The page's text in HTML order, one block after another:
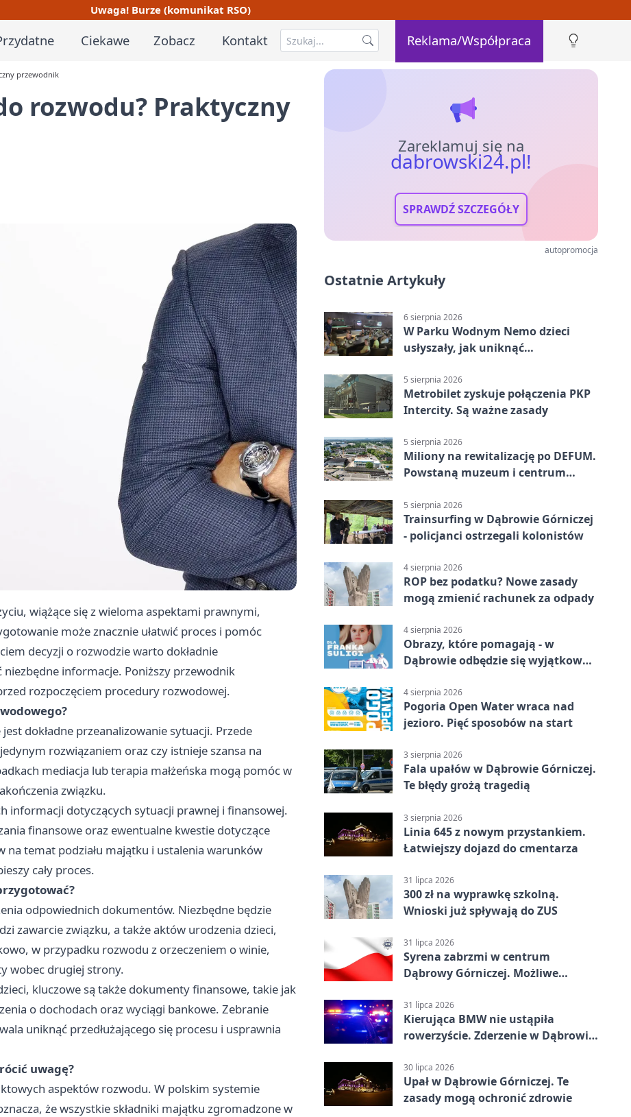
Uwaga! Burze (komunikat RSO)
Ciekawe Zobacz Kontakt Reklama/Współpraca
przewodnik
rozwodu? Praktyczny
wiążące się z wieloma aspektami prawnymi,
może znacznie ułatwić proces i pomóc
decyzji o rozwodzie warto dokładnie
informacje. Poniższy przewodnik
rozpoczęciem procedury rozwodowej.
dokładne przeanalizowanie sytuacji. Przede
rozwiązaniem oraz czy istnieje szansa na
mediacja lub terapia małżeńska mogą pomóc w
związku.
informacji dotyczących sytuacji prawnej i finansowej.
finansowe oraz ewentualne kwestie dotyczące
temat podziału majątku i ustalenia warunków
cały proces.
odpowiednich dokumentów. Niezbędne będzie
zawarcie związku, a także aktów urodzenia dzieci,
w przypadku rozwodu z orzeczeniem o winie,
wobec drugiej strony.
kluczowe są także dokumenty finansowe, takie jak
o dochodach oraz wyciągi bankowe. Zebranie
uniknąć przedłużającego się procesu i usprawnia
uwagę?
aspektów rozwodu. W polskim systemie
że wszystkie składniki majątku zgromadzone w
Zareklamuj się na
dabrowski24.pl!
SPRAWDŹ SZCZEGÓŁY
autopromocja
Ostatnie Artykuły
6 sierpnia 2026
W Parku Wodnym Nemo dzieci
usłyszały, jak uniknąć
5 sierpnia 2026
Metrobilet zyskuje połączenia PKP
Intercity. Są ważne zasady
5 sierpnia 2026
Miliony na rewitalizację po DEFUM.
Powstaną muzeum i centrum
5 sierpnia 2026
Trainsurfing w Dąbrowie Górniczej
- policjanci ostrzegali kolonistów
4 sierpnia 2026
ROP bez podatku? Nowe zasady
mogą zmienić rachunek za odpady
4 sierpnia 2026
Obrazy, które pomagają - w
Dąbrowie odbędzie się wyjątkowa
4 sierpnia 2026
Pogoria Open Water wraca nad
jezioro. Pięć sposobów na start
3 sierpnia 2026
Fala upałów w Dąbrowie Górniczej.
Te błędy grożą tragedią
3 sierpnia 2026
Linia 645 z nowym przystankiem.
Łatwiejszy dojazd do cmentarza
31 lipca 2026
300 zł na wyprawkę szkolną.
Wnioski już spływają do ZUS
31 lipca 2026
Syrena zabrzmi w centrum
Dąbrowy Górniczej. Możliwe
31 lipca 2026
Kierująca BMW nie ustąpiła
rowerzyście. Zderzenie w Dąbrowie
30 lipca 2026
Upał w Dąbrowie Górniczej. Te
zasady mogą ochronić zdrowie